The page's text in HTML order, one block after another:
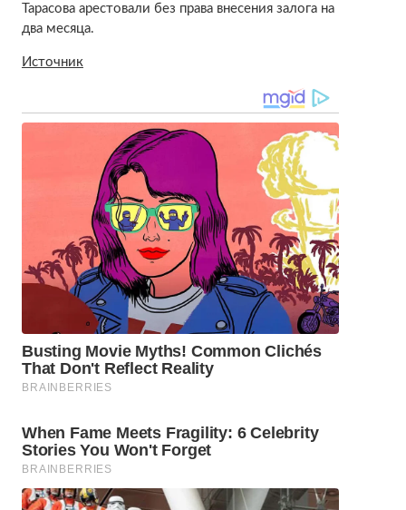
Тарасова арестовали без права внесения залога на
два месяца.
Источник